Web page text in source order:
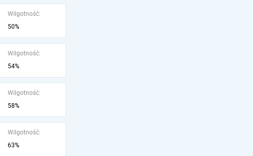
Wilgotność:
50%
Wilgotność:
54%
Wilgotność:
58%
Wilgotność:
63%